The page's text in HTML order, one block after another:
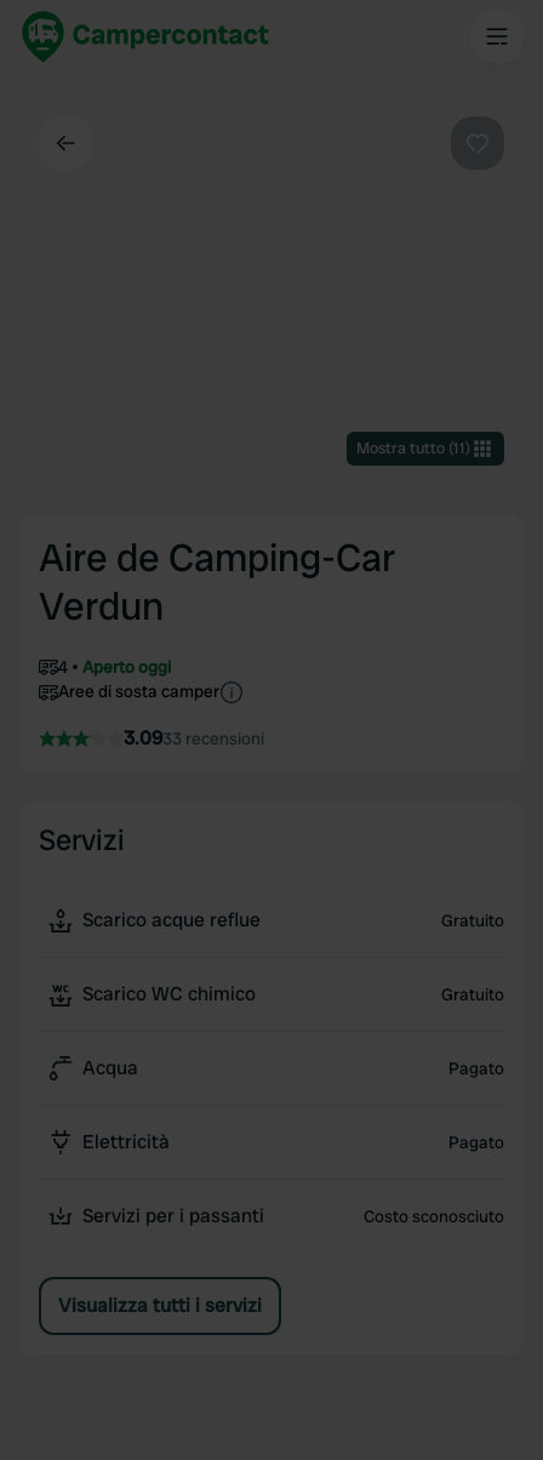
Mostra tutto(11)
Aire de Camping-Car
Verdun
4
Aperto oggi
Aree di sosta camper
3.0933 recensioni
Servizi
Scarico acque reflue Gratuito
Scarico WC chimico Gratuito
Acqua Pagato
Elettricità Pagato
Servizi per i passanti Costo sconosciuto
Visualizza tutti i servizi